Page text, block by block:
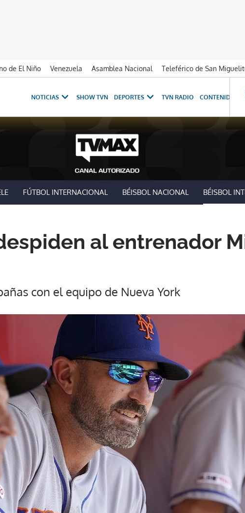
de El Niño Venezuela Asamblea Nacional Teleférico de San
NOTICIAS SHOW TVN DEPORTES TVN RADIO CONTENIDOS
FÚTBOL INTERNACIONAL BÉISBOL NACIONAL BÉISBOL
al entrenador
con el equipo de Nueva York